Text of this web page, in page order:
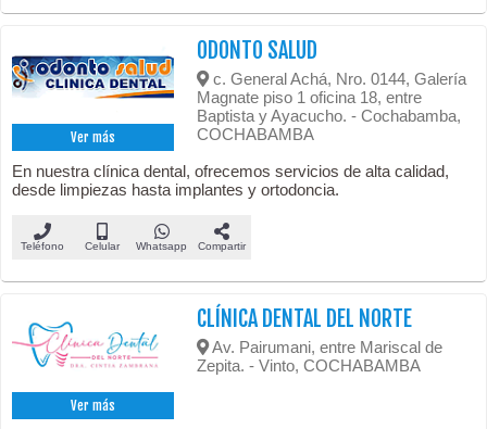
Ver más
ODONTO SALUD
c. General Achá, Nro. 0144, Galería
Magnate piso 1 oficina 18, entre
Baptista y Ayacucho. - Cochabamba,
COCHABAMBA
En nuestra clínica dental, ofrecemos servicios de alta calidad,
desde limpiezas hasta implantes y ortodoncia.
Teléfono Celular Whatsapp Compartir
Ver más
CLÍNICA DENTAL DEL NORTE
Av. Pairumani, entre Mariscal de
Zepita. - Vinto, COCHABAMBA